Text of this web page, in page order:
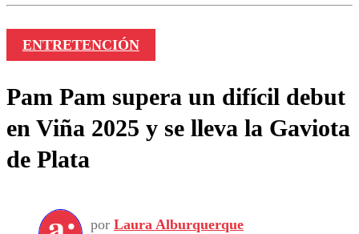
ENTRETENCIÓN
Pam Pam supera un difícil debut
en Viña 2025 y se lleva la Gaviota
de Plata
por Laura Alburquerque